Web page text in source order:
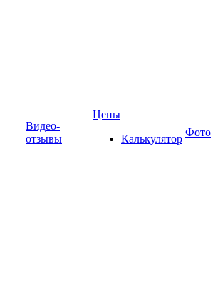
Видео-
отзывы
Цены
Калькулятор
Фото